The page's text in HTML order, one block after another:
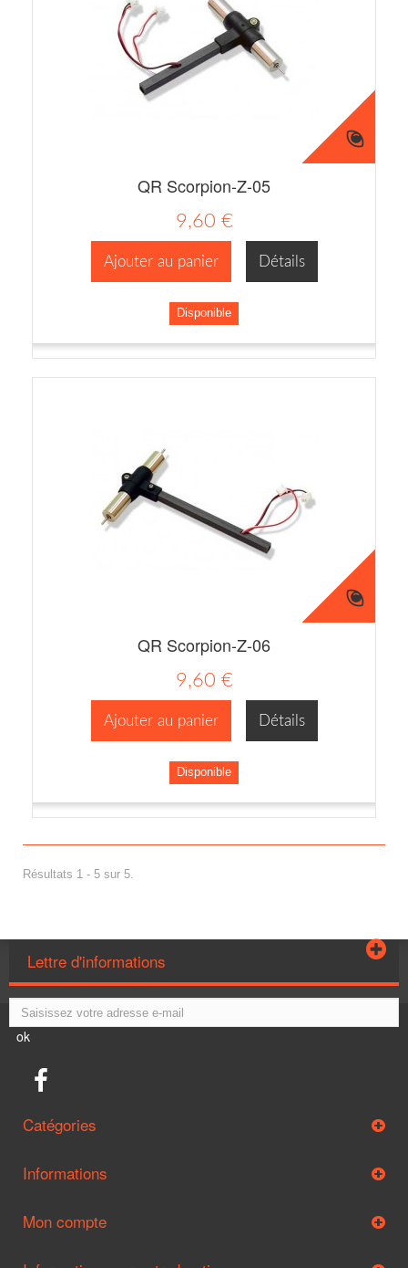
QR Scorpion-Z-05
9,60 €
Ajouter au panier Détails
Disponible
QR Scorpion-Z-06
9,60 €
Ajouter au panier Détails
Disponible
Résultats 1 - 5 sur 5.
Lettre d'informations
ok
Catégories
Informations
Mon compte